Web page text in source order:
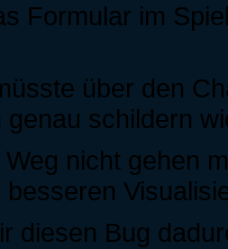
Formular im
über den
schildern
nicht gehen
diesen Bug